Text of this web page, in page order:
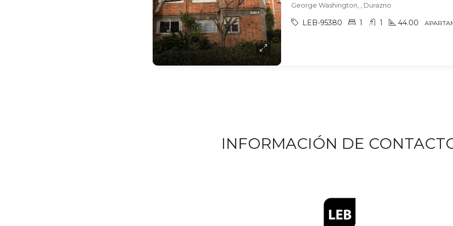
George Washington, , Durazno
LEB-95380 1 1 44.00
INFORMACIÓN DE